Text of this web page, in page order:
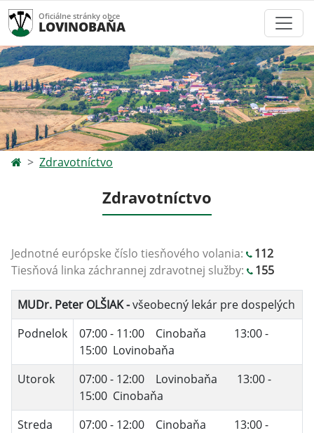
Oficiálne stránky obce
LOVINOBAŇA
Zdravotníctvo
Zdravotníctvo
Jednotné európske číslo tiesňového volania:
112
Tiesňová linka záchrannej zdravotnej služby:
155
MUDr. Peter OLŠIAK -všeobecný lekár pre dospelých
Podnelok
07:00 - 11:00 Cinobaňa 13:00 -
15:00 Lovinobaňa
Utorok
07:00 - 12:00 Lovinobaňa 13:00 -
15:00 Cinobaňa
Streda
07:00 - 12:00 Cinobaňa 13:00 -